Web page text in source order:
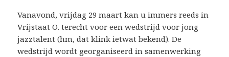
Vanavond, vrijdag 29 maart kan u immers reeds in
Vrijstaat O. terecht voor een wedstrijd voor jong
jazztalent (hm, dat klink ietwat bekend). De
wedstrijd wordt georganiseerd in samenwerking